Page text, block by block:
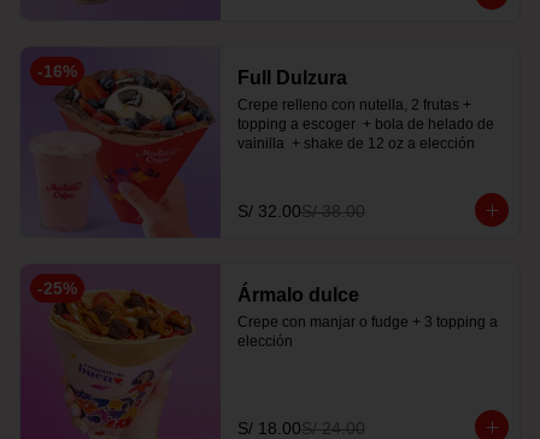
-16% Full Dulzura
Crepe relleno con nutella, 2 frutas +
topping a escoger  + bola de helado de
vainilla  + shake de 12 oz a elección
S/ 32.00S/ 38.00
-25% Ármalo dulce
Crepe con manjar o fudge + 3 topping a
elección
S/ 18.00S/ 24.00